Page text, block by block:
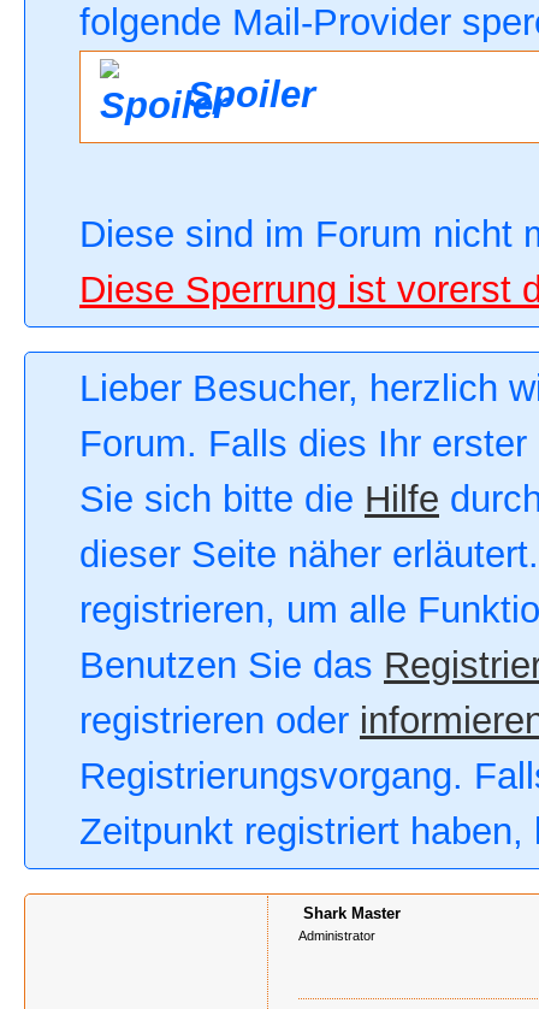
folgende Mail-Provider
Spoiler
Diese sind im Forum nicht
Diese Sperrung ist vorerst
Lieber Besucher, herzlich
Forum. Falls dies Ihr
Sie sich bitte die Hilfe
dieser Seite näher
registrieren, um alle
Benutzen Sie das
registrieren oder
Registrierungsvorgang.
Zeitpunkt registriert
Shark Master
Administrator